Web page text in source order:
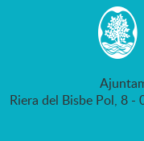
Riera del Bisbe Pol, 8 -